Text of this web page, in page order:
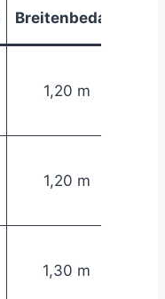
Breitenbedarf
1,20 m
1,20 m
1,30 m